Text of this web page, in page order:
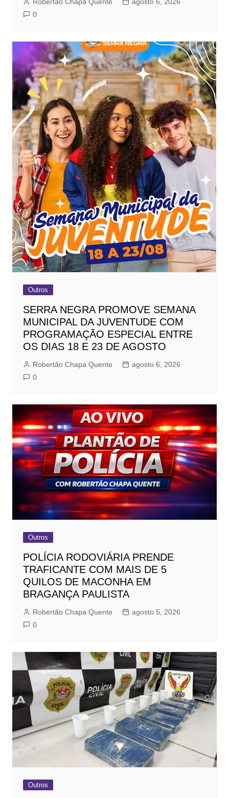
0
Outros
SERRA NEGRA PROMOVE SEMANA
MUNICIPAL DA JUVENTUDE COM
PROGRAMAÇÃO ESPECIAL ENTRE
OS DIAS 18 E 23 DE AGOSTO
Robertão Chapa Quente
agosto 6, 2026
0
Outros
POLÍCIA RODOVIÁRIA PRENDE
TRAFICANTE COM MAIS DE 5
QUILOS DE MACONHA EM
BRAGANÇA PAULISTA
Robertão Chapa Quente
agosto 5, 2026
0
Outros